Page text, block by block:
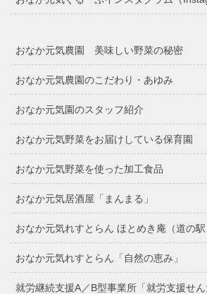
おなか元気農園 美味しい野菜の秘密
おなか元気農園のこだわり・あゆみ
おなか元気園のスタッフ紹介
おなか元気野菜をお届けしている保育園
おなか元気野菜を使った加工食品
おなか元気居酒屋「まんまる」
おなか元気れすとらん ほとめき庵（道の駅
おなか元気れすとらん「自然の恵み」
就労継続支援A／B型事業所「就労支援せ